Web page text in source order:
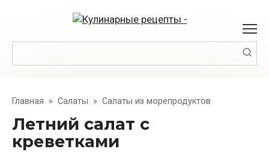
Главная » Салаты » Салаты из морепродуктов
Летний салат с
креветками